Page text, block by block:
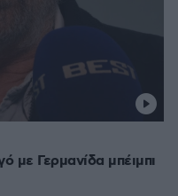
Γερμανίδα μπέιμπι